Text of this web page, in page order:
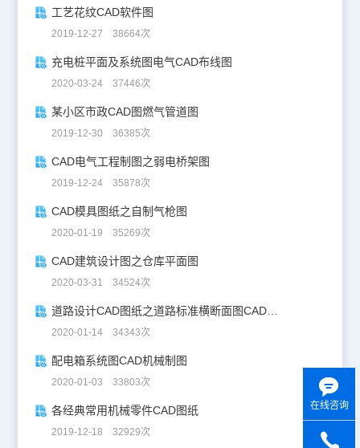
工艺花纹CAD软件图
2019-12-27 38664次
充电桩平面及系统图电气CAD布线图
2020-03-24 37446次
某小区市政CAD图燃气管道图
2019-12-30 36385次
CAD电气工程制图之弱电桥架图
2019-12-24 35878次
CAD模具图纸之自制气枪图
2020-01-19 35269次
CAD建筑设计图之仓库平面图
2020-03-31 34524次
道路设计CAD图纸之道路标准横断面图CAD图纸
2020-01-14 34343次
配电箱系统图CAD机械制图
2020-01-03 33803次
各经典常用机械零件CAD图纸
2019-12-18 32929次
在线咨询